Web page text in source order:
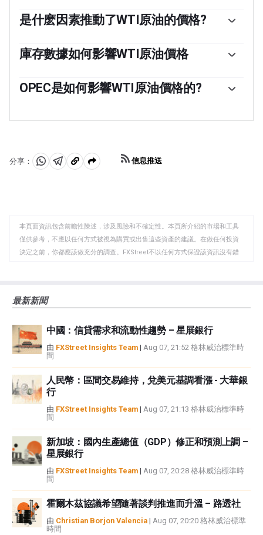
是什麽因素推動了WTI原油的價格?
素。因此，全球增長可以成為需求增長的驅動力，反之亦
然，導致全球增長疲軟。政治不穩定、戰爭和製裁可能會
(OPEC)的決定是油價的另一個關鍵驅動因素。美元的價值
庫存數據如何影響WTI原油價格
報告影響著WTI原油的價格。庫存的變化反映了供需的波
動。如果數據顯示庫存下降，則可能表明需求增加，從而
空氣汙染指數的報告每周二發布，環境影響評估報告於周
個政府機構。
OPEC是如何影響WTI原油價格的?
織，每年舉行兩次會議，共同決定成員國的生產配額。他
它會產生相反的效果。「OPEC+」指的是一個擴大後的組
織，新增了10個非OPEC成員國，其中最引人註目的是俄
分享：
分 分 複
板
信息推送
本頁面資訊包含前瞻性陳述，涉及風險和不確定性。本頁所介紹的市場和工具
僅供參考，不應以任何方式被視為購買或出售這些資產的建議。在做任何投資
決定之前，你都應該做充分的調查。FXStreet不以任何方式保證該資訊沒有錯
觀點，並不代表FXStreet或其廣告商的官方政策或立場。作者不對本頁連結的
如果文章正文中沒有明確提到，在撰寫本文時，作者在本文中提到的任何股票
中都沒有頭寸，也沒有與文中提到的任何公司有業務關係。除了FXStreet，作
者沒有收到撰寫這篇文章的報酬。
FXStreet和作者不提供個性化的建議。作者對該資訊的準確性、完整性或適用
性不作任何陳述。FXStreet和作者將不承擔任何錯誤，遺漏或任何損失，傷害
或損害由此資訊及其顯示或使用引起的。錯誤和遺漏除外。本文作者和
FXStreet並非註冊投資顧問，本文內容無意提供任何投資建議。
最新新聞
中國：信貸需求和流動性趨勢 – 星展銀行
由 FXStreet Insights Team | Aug 07, 21:52 格林威治標準時
間
人民幣：區間交易維持，兌美元基調看漲 - 大華銀
行
由 FXStreet Insights Team | Aug 07, 21:13 格林威治標準時
間
新加坡：國內生產總值（GDP）修正和預測上調 –
星展銀行
由 FXStreet Insights Team | Aug 07, 20:28 格林威治標準時
間
霍爾木茲協議希望隨著談判推進而升溫 – 路透社
由 Christian Borjon Valencia | Aug 07, 20:20 格林威治標準
時間